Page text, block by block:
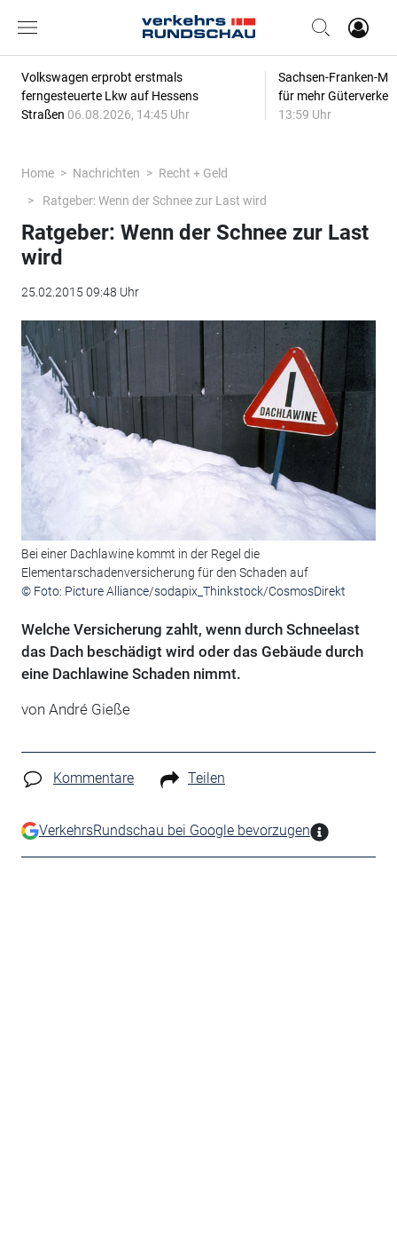
Volkswagen erprobt erstmals
ferngesteuerte Lkw auf Hessens
Straßen 06.08.2026, 14:45 Uhr
Sachsen-Franken-
für mehr
13:59 Uhr
Home Nachrichten
Recht + Geld
Ratgeber: Wenn der Schnee zur Last wird
Ratgeber: Wenn der Schnee zur Last
wird
25.02.2015 09:48 Uhr
Bei einer Dachlawine kommt in der Regel die
Elementarschadenversicherung für den Schaden auf
© Foto: Picture Alliance/sodapix_Thinkstock/CosmosDirekt
Welche Versicherung zahlt, wenn durch Schneelast
das Dach beschädigt wird oder das Gebäude durch
eine Dachlawine Schaden nimmt.
von André Gieße
Kommentare Teilen
VerkehrsRundschau bei Google bevorzugen